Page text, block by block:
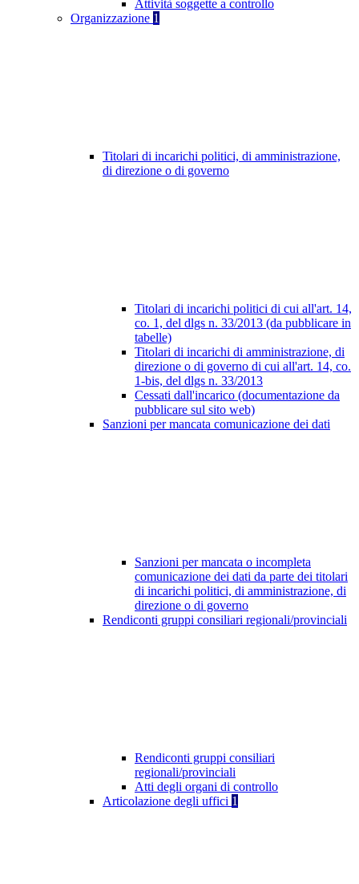
Attività soggette a controllo
Organizzazione 1
Titolari di incarichi politici, di amministrazione,
di direzione o di governo
Titolari di incarichi politici di cui all'art. 14,
co. 1, del dlgs n. 33/2013 (da pubblicare in
tabelle)
Titolari di incarichi di amministrazione, di
direzione o di governo di cui all'art. 14, co.
1-bis, del dlgs n. 33/2013
Cessati dall'incarico (documentazione da
pubblicare sul sito web)
Sanzioni per mancata comunicazione dei dati
Sanzioni per mancata o incompleta
comunicazione dei dati da parte dei titolari
di incarichi politici, di amministrazione, di
direzione o di governo
Rendiconti gruppi consiliari regionali/provinciali
Rendiconti gruppi consiliari
regionali/provinciali
Atti degli organi di controllo
Articolazione degli uffici 1